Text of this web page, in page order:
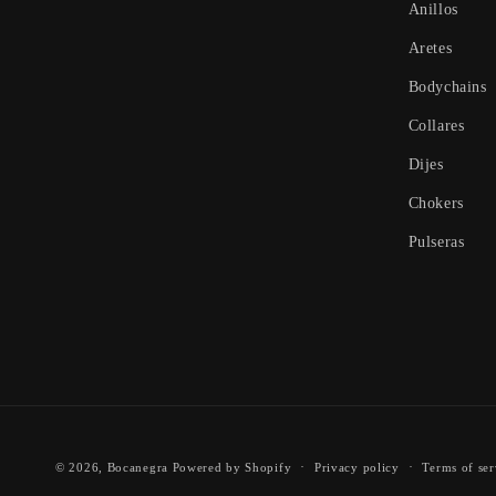
Anillos
Aretes
Bodychains
Collares
Dijes
Chokers
Pulseras
© 2026, Bocanegra Powered by Shopify Privacy policy Terms of